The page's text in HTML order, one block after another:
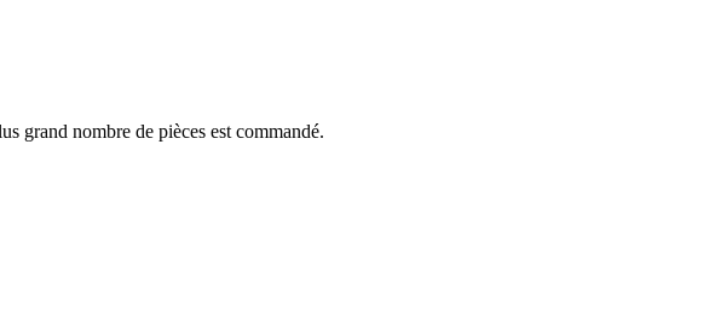
grand nombre de pièces est commandé.